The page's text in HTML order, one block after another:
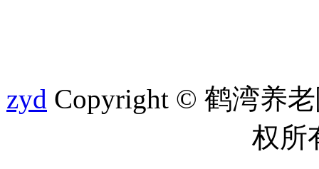
zyd Copyright © 鹤湾养老
权所